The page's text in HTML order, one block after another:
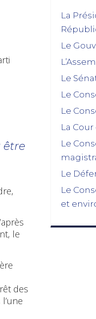
être
le
des
La
Le
Le
Le
Le
La
Le
Le
Le
et